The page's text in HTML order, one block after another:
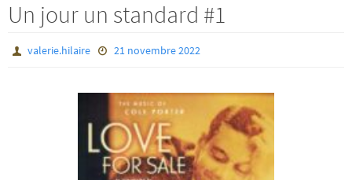
Un jour un standard #1
valerie.hilaire 21 novembre 2022